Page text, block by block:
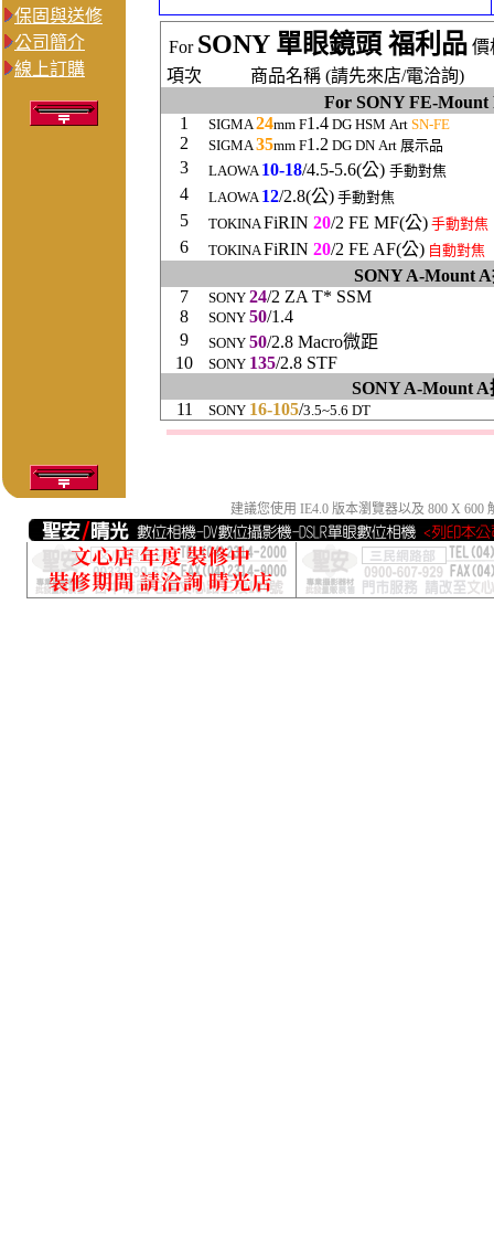
保固與送修
公司簡介
線上訂購
For SONY 單眼鏡頭 福利品
項次
商品名稱 (請先來店/電洽詢)
For SONY FE-
1
SIGMA24mm F1.4 DG HSM Art SN-FE
2 SIGMA35mm F1.2 DG DN Art 展示品
3 LAOWA10-18/4.5-5.6(公) 手動對焦
4 LAOWA12/2.8(公)手動對焦
5 TOKINAFiRIN 20/2 FE MF(公) 手動對焦
6 TOKINAFiRIN 20/2 FE AF(公)自動對焦
SONY A-Mount
7
SONY 24/2 ZA T* SSM
8
SONY 50/1.4
9
SONY 50/2.8 Macro微距
10
SONY 135/2.8 STF
SONY A-Mount
11
SONY 16-105/3.5~5.6 DT
建議您使用 IE4.0 版本瀏覽器以及 800 X 600